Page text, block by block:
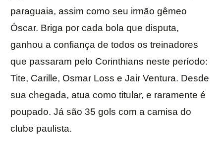
paraguaia, assim como seu irmão gêmeo
Óscar. Briga por cada bola que disputa,
ganhou a confiança de todos os treinadores
que passaram pelo Corinthians neste período:
Tite, Carille, Osmar Loss e Jair Ventura. Desde
sua chegada, atua como titular, e raramente é
poupado. Já são 35 gols com a camisa do
clube paulista.